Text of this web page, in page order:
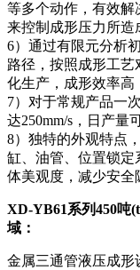
等多个动作，有效解
来控制成形压力所造
6）通过有限元分析
路径，按照成形工
化生产，成形效率高
7）对于常规产品一
达250mm/s，日产量
8）独特的外观特点
缸、油管、位置锁定
体美观度，减少安全
XD-YB61系列450吨
域：
金属三通管液压成形